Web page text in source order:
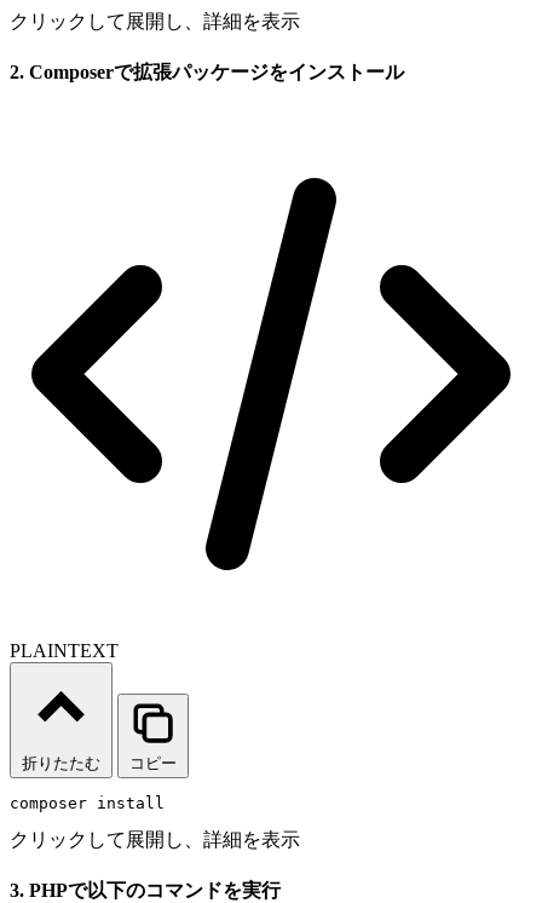
クリックして展開し、詳細を表示
2. Composerで拡張パッケージをインストール
PLAINTEXT
折りたたむ コピー
composer install
クリックして展開し、詳細を表示
3. PHPで以下のコマンドを実行